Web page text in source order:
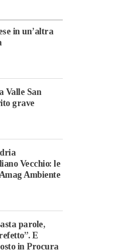
in un’altra
Valle San
grave
Vecchio: le
Ambiente
parole,
E
in Procura